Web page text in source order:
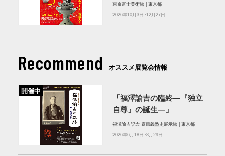
東京富士美術館 | 東京都
2026年10月3日~12月27日
Recommend オススメ展覧会情報
開催中
「福澤諭吉の臨終―『独立
自尊』の誕生―」
福澤諭吉記念 慶應義塾史展示館 | 東京都
2026年6月18日~8月29日